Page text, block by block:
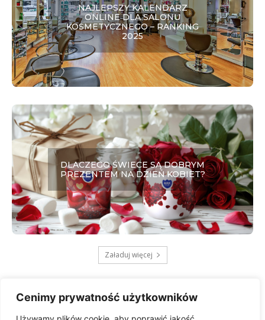
Cenimy prywatność użytkowników
NAJLEPSZY KALENDARZ
ONLINE DLA SALONU
KOSMETYCZNEGO – RANKING
2025
DLACZEGO ŚWIECE SĄ DOBRYM
PREZENTEM NA DZIEŃ KOBIET?
Załaduj więcej